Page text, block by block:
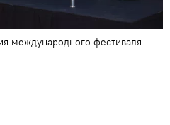
международного фестиваля